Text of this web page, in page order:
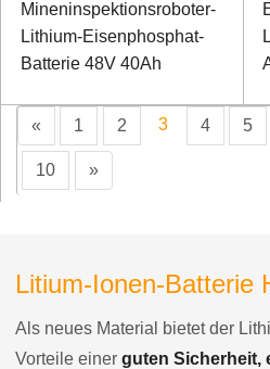
Mineninspektionsroboter-
Lithium-Eisenphosphat-
Batterie 48V 40Ah
«
1 2 3 4 5
10 »
Litium-Ionen-Batterie
Als neues Material bietet der
Vorteile einer guten Sicherheit,